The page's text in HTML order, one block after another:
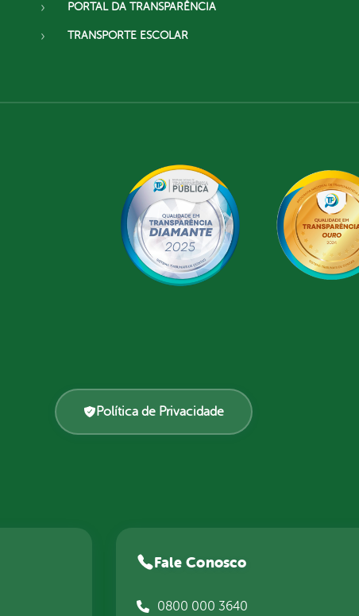
PORTAL DA TRANSPARÊNCIA
TRANSPORTE ESCOLAR
Política de Privacidade
Fale Conosco
0800 000 3640